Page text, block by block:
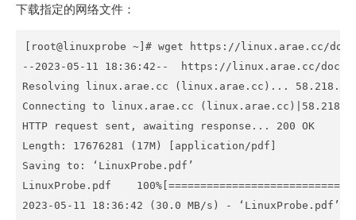
下载指定的网络文件：
[root@linuxprobe ~]# wget https://linux.arae.cc/
--2023-05-11 18:36:42--  https://linux.arae.cc/docs/
Resolving linux.arae.cc (linux.arae.cc)...
Connecting to linux.arae.cc
HTTP request sent, awaiting response... 200 OK
Length: 17676281 (17M) [application/pdf]
Saving to: ‘LinuxProbe.pdf’
LinuxProbe.pdf
2023-05-11 18:36:42 (30.0 MB/s) - ‘LinuxProbe.pdf’